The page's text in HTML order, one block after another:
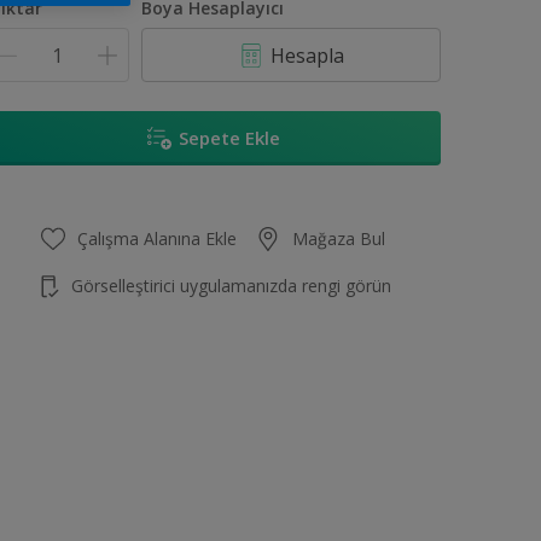
Boya Hesaplayıcı
Hesapla
Sepete Ekle
Çalışma Alanına Ekle Mağaza Bul
Görselleştirici uygulamanızda rengi görün